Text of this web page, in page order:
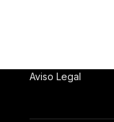
Aviso Legal